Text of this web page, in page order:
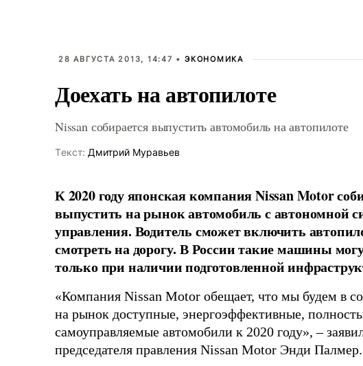
28 АВГУСТА 2013, 14:47 • ЭКОНОМИКА
Доехать на автопилоте
Nissan собирается выпустить автомобиль на автопилоте
Tекст: Дмитрий Муравьев
К 2020 году японская компания Nissan Motor
выпустить на рынок автомобиль с автономной
управления. Водитель сможет включить
смотреть на дорогу. В России такие машины
только при наличии подготовленной
«Компания Nissan Motor обещает, что мы будем в
на рынок доступные, энергоэффективные,
самоуправляемые автомобили к 2020 году», –
председателя правления Nissan Motor Энди Палмер.